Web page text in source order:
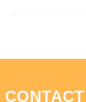
CONTACT